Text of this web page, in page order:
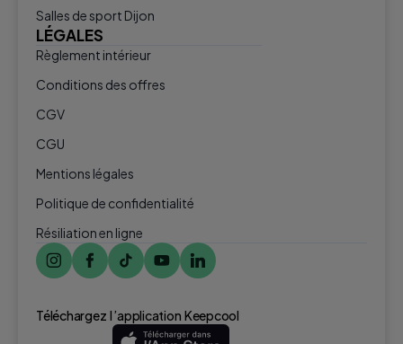
Salles de sport Dijon
LÉGALES
Règlement intérieur
Conditions des offres
CGV
CGU
Mentions légales
Politique de confidentialité
Résiliation en ligne
Téléchargez l ’application Keepcool